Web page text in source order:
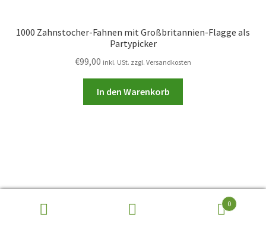
1000 Zahnstocher-Fahnen mit Großbritannien-Flagge als
Partypicker
€99,00 inkl. USt. zzgl. Versandkosten
In den Warenkorb
0